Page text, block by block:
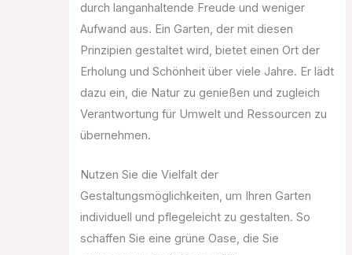
durch langanhaltende Freude und weniger
Aufwand aus. Ein Garten, der mit diesen
Prinzipien gestaltet wird, bietet einen Ort der
Erholung und Schönheit über viele Jahre. Er lädt
dazu ein, die Natur zu genießen und zugleich
Verantwortung für Umwelt und Ressourcen zu
übernehmen.
Nutzen Sie die Vielfalt der
Gestaltungsmöglichkeiten, um Ihren Garten
individuell und pflegeleicht zu gestalten. So
schaffen Sie eine grüne Oase, die Sie